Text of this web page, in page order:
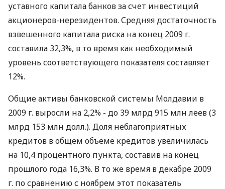
уставного капитала банков за счет инвестиций
акционеров-нерезидентов. Средняя достаточность
взвешенного капитала риска на конец 2009 г.
составила 32,3%, в то время как необходимый
уровень соответствующего показателя составляет
12%.
Общие активы банковской системы Молдавии в
2009 г. выросли на 2,2% - до 39 млрд 915 млн леев (3
млрд 153 млн долл.). Доля неблагоприятных
кредитов в общем объеме кредитов увеличилась
на 10,4 процентного пункта, составив на конец
прошлого года 16,3%. В то же время в декабре 2009
г. по сравнению с ноябрем этот показатель